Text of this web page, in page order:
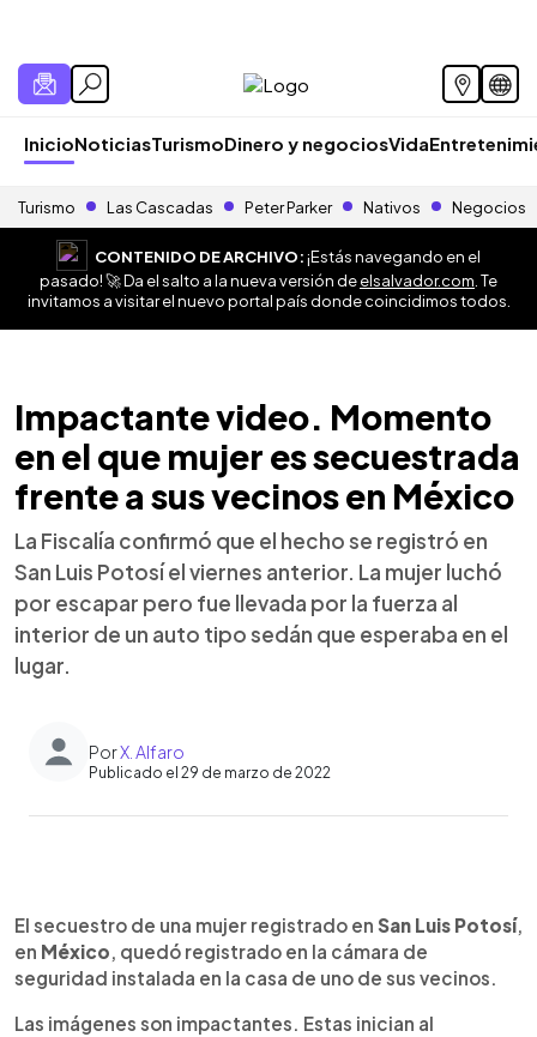
InicioNoticiasTurismoDinero y negociosVida
Turismo Las Cascadas Peter Parker Nativos Negocios
CONTENIDO DE ARCHIVO:¡Estás navegando en el
pasado! 🚀 Da el salto a la nueva versión deelsalvador.com . Te
invitamos a visitar el nuevo portal país donde coincidimos todos.
Impactante video. Momento
en el que mujer es secuestrada
frente a sus vecinos en México
La Fiscalía confirmó que el hecho se registró en
San Luis Potosí el viernes anterior. La mujer luchó
por escapar pero fue llevada por la fuerza al
interior de un auto tipo sedán que esperaba en el
lugar.
PorX. Alfaro
Publicado el 29 de marzo de 2022
Escuchar artículo
El secuestro de una mujer registrado en San Luis Potosí,
en México, quedó registrado en la cámara de
seguridad instalada en la casa de uno de sus vecinos.
Las imágenes son impactantes. Estas inician al